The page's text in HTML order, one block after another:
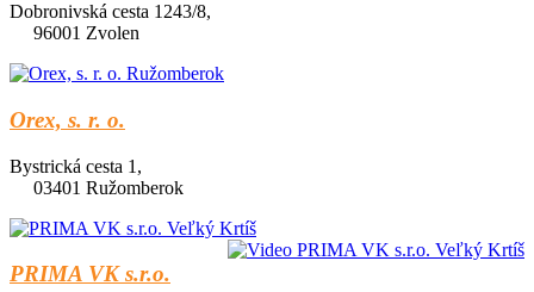
Dobronivská cesta 1243/8,
96001 Zvolen
Orex, s. r. o.
Bystrická cesta 1,
03401 Ružomberok
PRIMA VK s.r.o.